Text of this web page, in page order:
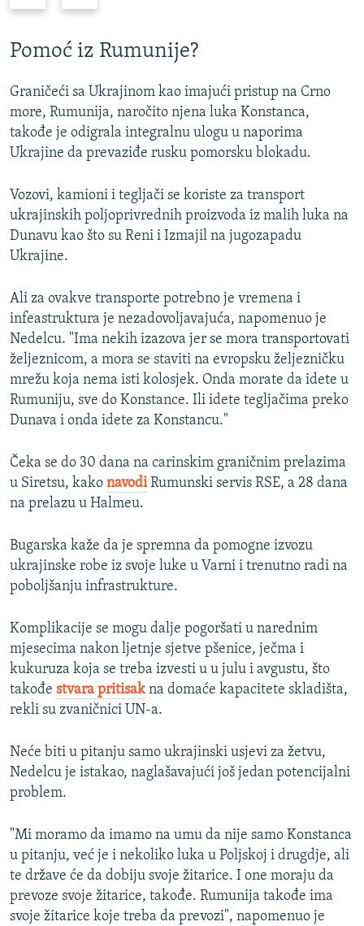
t
o
n
i
l
j
d
e
n
d
Pomoć iz Rumunije?
Graničeći sa Ukrajinom kao imajući pristup na Crno
more, Rumunija, naročito njena luka Konstanca,
takođe je odigrala integralnu ulogu u naporima
Ukrajine da prevaziđe rusku pomorsku blokadu.
Vozovi, kamioni i tegljači se koriste za transport
ukrajinskih poljoprivrednih proizvoda iz malih luka na
Dunavu kao što su Reni i Izmajil na jugozapadu
Ukrajine.
Ali za ovakve transporte potrebno je vremena i
infeastruktura je nezadovoljavajuća, napomenuo je
Nedelcu. "Ima nekih izazova jer se mora transportovati
željeznicom, a mora se staviti na evropsku željezničku
mrežu koja nema isti kolosjek. Onda morate da idete u
Rumuniju, sve do Konstance. Ili idete tegljačima preko
Dunava i onda idete za Konstancu."
Čeka se do 30 dana na carinskim graničnim prelazima
u Siretsu, kako navodiRumunski servis RSE, a 28 dana
na prelazu u Halmeu.
Bugarska kaže da je spremna da pomogne izvozu
ukrajinske robe iz svoje luke u Varni i trenutno radi na
poboljšanju infrastrukture.
Komplikacije se mogu dalje pogoršati u narednim
mjesecima nakon ljetnje sjetve pšenice, ječma i
kukuruza koja se treba izvesti u u julu i avgustu, što
takođe stvara pritisakna domaće kapacitete skladišta,
rekli su zvaničnici UN-a.
Neće biti u pitanju samo ukrajinski usjevi za žetvu,
Nedelcu je istakao, naglašavajući još jedan potencijalni
problem.
"Mi moramo da imamo na umu da nije samo Konstanca
u pitanju, već je i nekoliko luka u Poljskoj i drugdje, ali
te države će da dobiju svoje žitarice. I one moraju da
prevoze svoje žitarice, takođe. Rumunija takođe ima
svoje žitarice koje treba da prevozi", napomenuo je